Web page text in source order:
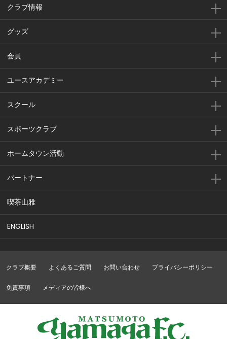
クラブ情報
グッズ
会員
ユースアカデミー
スクール
スポーツクラブ
ホームタウン活動
パートナー
喫茶山雅
ENGLISH
クラブ概要 よくあるご質問 お問い合わせ プライバシーポリシー
免責事項 メディアの皆様へ